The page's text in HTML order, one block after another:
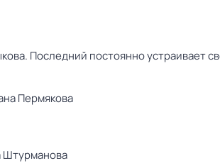
Последний постоянно устраивает
Пермякова
Штурманова